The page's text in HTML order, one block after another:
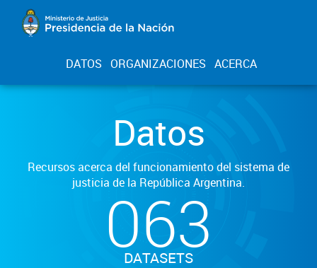
DATOS ORGANIZACIONES ACERCA
Datos
Recursos acerca del funcionamiento del sistema de
justicia de la República Argentina.
063
DATASETS